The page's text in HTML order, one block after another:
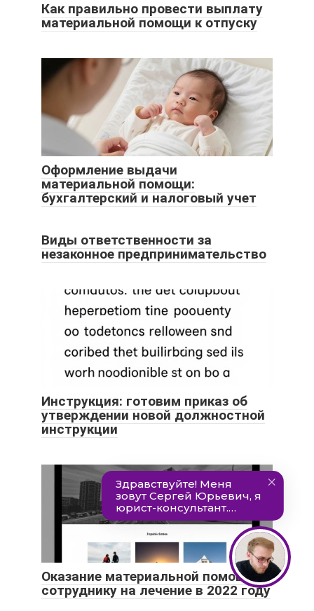
Как правильно провести выплату
материальной помощи к отпуску
Оформление выдачи
материальной помощи:
бухгалтерский и налоговый учет
Виды ответственности за
незаконное предпринимательство
Инструкция: готовим приказ об
утверждении новой должностной
инструкции
Оказание материальной помощи
сотруднику на лечение в 2022 году